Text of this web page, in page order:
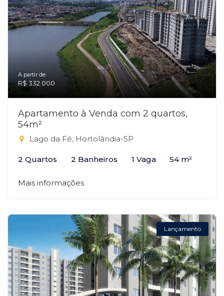
A partir de:
R$ 332.000
Apartamento à Venda com 2 quartos,
54m²
Lago da Fé, Hortolândia-SP
2 Quartos 2 Banheiros 1 Vaga 54 m²
Mais informações
Lançamento